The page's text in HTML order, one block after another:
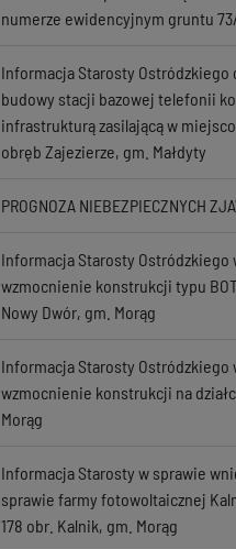
numerze ewidencyjnym gruntu
Informacja Starosty
budowy stacji bazowej telefonii
infrastrukturą zasilającą w
obręb Zajezierze, gm. Małdyty
PROGNOZA NIEBEZPIECZNYCH
Informacja Starosty
wzmocnienie konstrukcji typu
Nowy Dwór, gm. Morąg
Informacja Starosty
wzmocnienie konstrukcji na
Morąg
Informacja Starosty w sprawie
sprawie farmy fotowoltaicznej
178 obr. Kalnik, gm. Morąg